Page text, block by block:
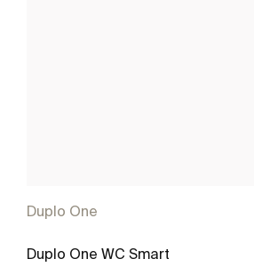
Duplo One
Duplo One WC Smart